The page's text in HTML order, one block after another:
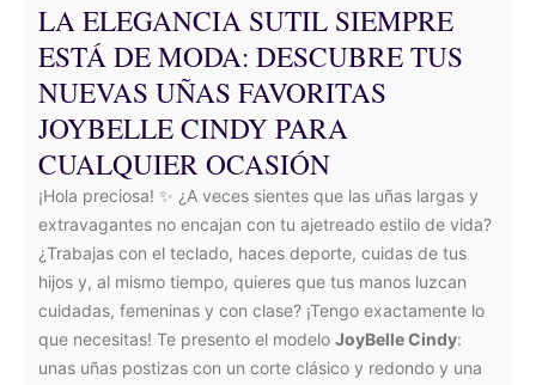
LA ELEGANCIA SUTIL SIEMPRE
ESTÁ DE MODA: DESCUBRE TUS
NUEVAS UÑAS FAVORITAS
JOYBELLE CINDY PARA
CUALQUIER OCASIÓN
¡Hola preciosa! ✨ ¿A veces sientes que las uñas largas y
extravagantes no encajan con tu ajetreado estilo de vida?
¿Trabajas con el teclado, haces deporte, cuidas de tus
hijos y, al mismo tiempo, quieres que tus manos luzcan
cuidadas, femeninas y con clase? ¡Tengo exactamente lo
que necesitas! Te presento el modelo JoyBelle Cindy:
unas uñas postizas con un corte clásico y redondo y una